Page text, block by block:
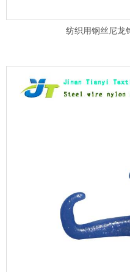
纺织用钢丝尼龙